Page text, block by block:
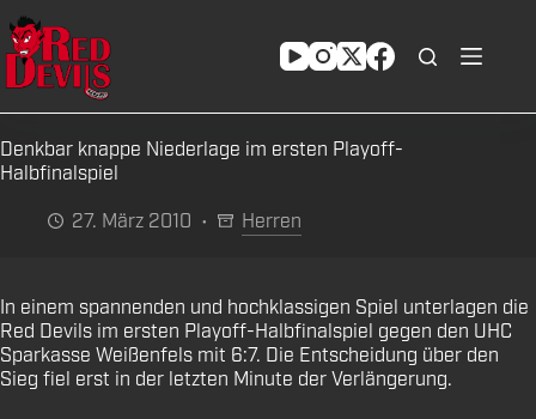
Zum
Inhalt
springen
Denkbar knappe Niederlage im ersten Playoff-
Halbfinalspiel
27. März 2010
Herren
In einem spannenden und hochklassigen Spiel unterlagen die
Red Devils im ersten Playoff-Halbfinalspiel gegen den UHC
Sparkasse Weißenfels mit 6:7. Die Entscheidung über den
Sieg fiel erst in der letzten Minute der Verlängerung.